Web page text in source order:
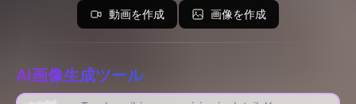
動画を作成 画像を作成
AI画像生成ツール